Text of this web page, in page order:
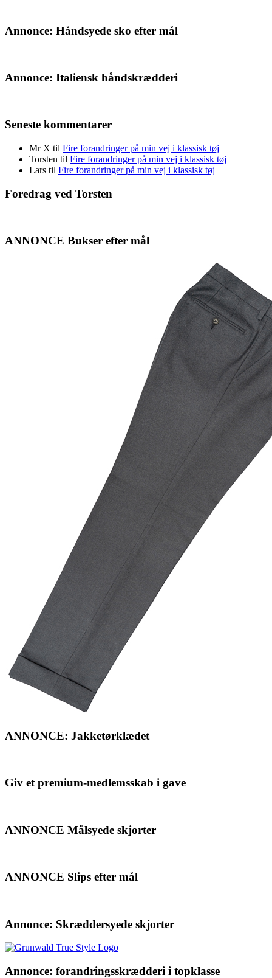
Annonce: Håndsyede sko efter mål
Annonce: Italiensk håndskrædderi
Seneste kommentarer
Mr X til Fire forandringer på min vej i klassisk tøj
Torsten til Fire forandringer på min vej i klassisk tøj
Lars til Fire forandringer på min vej i klassisk tøj
Foredrag ved Torsten
ANNONCE Bukser efter mål
ANNONCE: Jakketørklædet
Giv et premium-medlemsskab i gave
ANNONCE Målsyede skjorter
ANNONCE Slips efter mål
Annonce: Skræddersyede skjorter
Annonce: forandringsskrædderi i topklasse